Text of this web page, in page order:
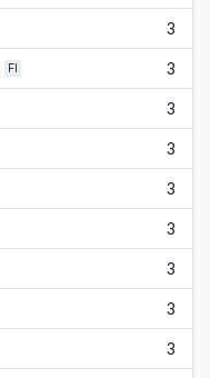
3
FI 3
3
3
3
3
3
3
3